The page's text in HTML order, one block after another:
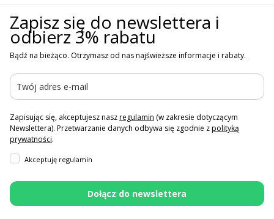
Zapisz się do newslettera i
odbierz 3% rabatu
Bądź na bieżąco. Otrzymasz od nas najświeższe informacje i rabaty.
Zapisując się, akceptujesz naszregulamin (w zakresie dotyczącym
Newslettera). Przetwarzanie danych odbywa się zgodnie zpolityką
prywatności.
Akceptuję regulamin
Dołącz do newslettera